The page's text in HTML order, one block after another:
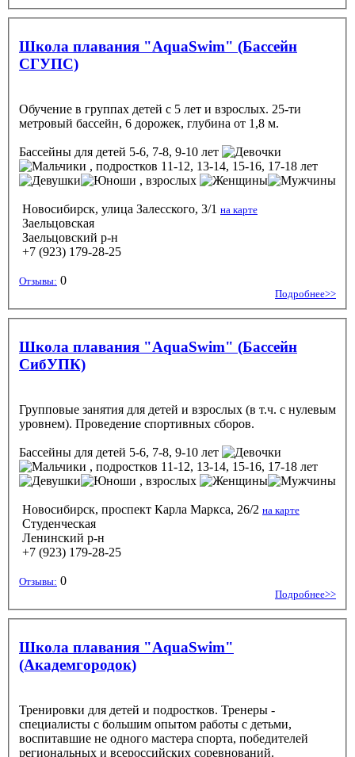
Школа плавания "AquaSwim" (Бассейн
СГУПС)
Обучение в группах детей с 5 лет и взрослых. 25-ти
метровый бассейн, 6 дорожек, глубина от 1,8 м.
Бассейны для детей 5-6, 7-8, 9-10 лет
, подростков 11-12, 13-14, 15-16, 17-18 лет
, взрослых
Новосибирск, улица Залесского, 3/1 на карте
Заельцовская
Заельцовский р-н
+7 (923) 179-28-25
Отзывы: 0
Подробнее>>
Школа плавания "AquaSwim" (Бассейн
СибУПК)
Групповые занятия для детей и взрослых (в т.ч. с нулевым
уровнем). Проведение спортивных сборов.
Бассейны для детей 5-6, 7-8, 9-10 лет
, подростков 11-12, 13-14, 15-16, 17-18 лет
, взрослых
Новосибирск, проспект Карла Маркса, 26/2 на карте
Студенческая
Ленинский р-н
+7 (923) 179-28-25
Отзывы: 0
Подробнее>>
Школа плавания "AquaSwim"
(Академгородок)
Тренировки для детей и подростков. Тренеры -
специалисты с большим опытом работы с детьми,
воспитавшие не одного мастера спорта, победителей
региональных и всероссийских соревнований.